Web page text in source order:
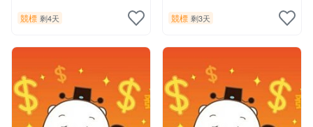
競標 剩4天 競標 剩3天